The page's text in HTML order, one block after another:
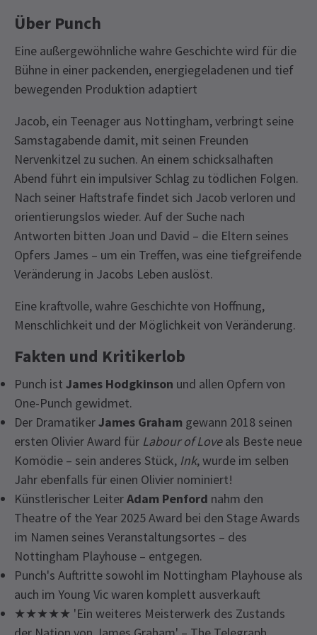
Über Punch
Eine außergewöhnliche wahre Geschichte wird für die
Bühne in einer packenden, energiegeladenen und tief
bewegenden Produktion adaptiert
Jacob, ein Teenager aus Nottingham, verbringt seine
Samstagabende damit, mit seinen Freunden
Nervenkitzel zu suchen. An einem schicksalhaften
Abend führt ein impulsiver Schlag zu tödlichen Folgen.
Nach seiner Haftstrafe findet sich Jacob verloren und
orientierungslos wieder. Auf der Suche nach
Antworten bitten Joan und David – die Eltern seines
Opfers James – um ein Treffen, was eine tiefgreifende
Veränderung in Jacobs Leben auslöst.
Eine kraftvolle, wahre Geschichte von Hoffnung,
Menschlichkeit und der Möglichkeit von Veränderung.
Fakten und Kritikerlob
Punch ist James Hodgkinson und allen Opfern von
One-Punch gewidmet.
Der DramatikerJames Graham gewann 2018 seinen
ersten Olivier Award für Labour of Loveals Beste neue
Komödie – sein anderes Stück, Ink, wurde im selben
Jahr ebenfalls für einen Olivier nominiert!
Künstlerischer LeiterAdam Penford nahm den
Theatre of the Year 2025 Award bei den Stage Awards
im Namen seines Veranstaltungsortes – des
Nottingham Playhouse – entgegen.
Punch's Auftritte sowohl im Nottingham Playhouse als
auch im Young Vic waren komplett ausverkauft
★★★★★ 'Ein weiteres Meisterwerk des Zustands